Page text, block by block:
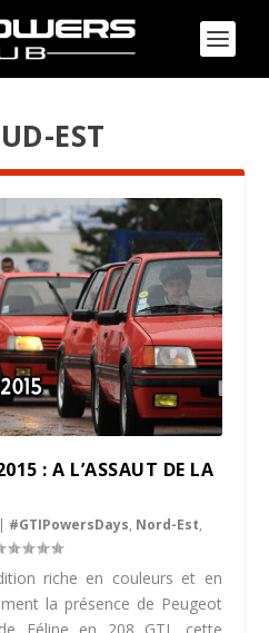
EST
: A L’ASSAUT DE LA
| #GTIPowersDays, Nord-Est,
riche en couleurs et en
la présence de Peugeot